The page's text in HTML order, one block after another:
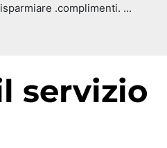
.complimenti. ...